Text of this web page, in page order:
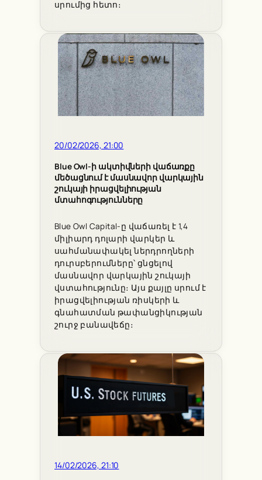
սրումից հետո։
20/02/2026, 21:00
Blue Owl-ի ակտիվների վաճառքը
մեծացնում է մասնավոր վարկային
շուկայի իրացվելիության
մտահոգությունները
Blue Owl Capital-ը վաճառել է 1,4
միլիարդ դոլարի վարկեր և
սահմանափակել ներդրողների
դուրսբերումները՝ ցնցելով
մասնավոր վարկային շուկայի
վստահությունը։ Այս քայլը սրում է
իրացվելիության ռիսկերի և
գնահատման թափանցիկության
շուրջ բանավեճը։
14/02/2026, 21:10